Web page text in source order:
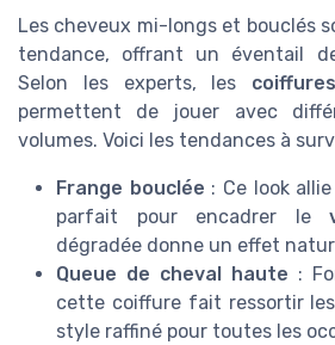
Les cheveux mi-longs et bouclés
tendance, offrant un éventail
Selon les experts, les
permettent de jouer avec
volumes. Voici les tendances à
Frange bouclée : Ce look
parfait pour encadrer le
dégradée donne un effet
Queue de cheval haute :
cette coiffure fait ressortir
style raffiné pour toutes les